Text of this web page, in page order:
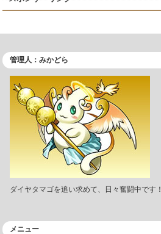
管理人：みかどら
ダイヤタマゴを追い求めて、日々奮闘中です！
メニュー